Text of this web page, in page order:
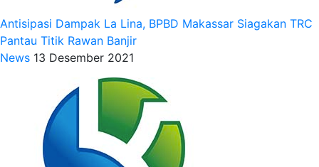
Antisipasi Dampak La Lina, BPBD Makassar Siagakan TRC
Pantau Titik Rawan Banjir
News 13 Desember 2021